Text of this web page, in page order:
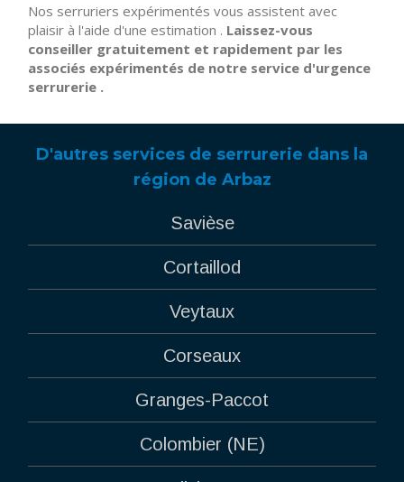
Nos serruriers expérimentés vous assistent avec
plaisir à l'aide d'une estimation . Laissez-vous
conseiller gratuitement et rapidement par les
associés expérimentés de notre service d'urgence
serrurerie .
D'autres services de serrurerie dans la
région de Arbaz
Savièse
Cortaillod
Veytaux
Corseaux
Granges-Paccot
Colombier (NE)